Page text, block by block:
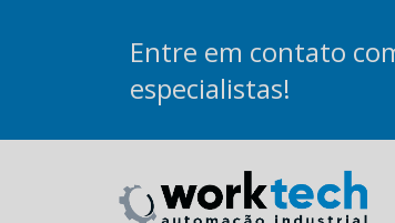
Entre em contato
especialistas!